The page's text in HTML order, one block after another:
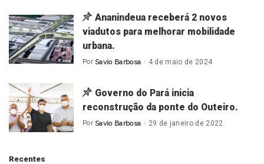
Ananindeua receberá 2 novos
viadutos para melhorar mobilidade
urbana.
Posted
Por Savio Barbosa 4 de maio de 2024
Governo do Pará inicia
reconstrução da ponte do Outeiro.
Posted
Por Savio Barbosa 29 de janeiro de 2022
Recentes